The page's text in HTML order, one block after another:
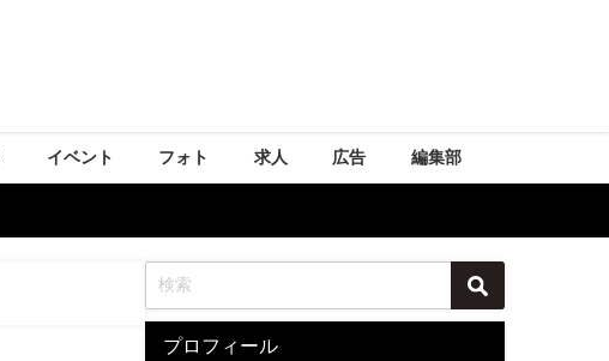
イベント フォト 求人 広告 編集部
プロフィール